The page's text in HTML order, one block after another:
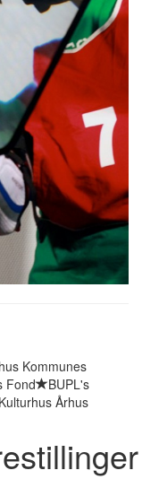
Kommunes
Fond
BUPL's
Kulturhus Århus